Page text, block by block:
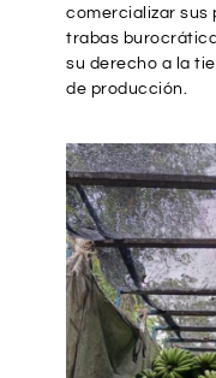
comercializar sus
trabas
su derecho a la
de producción.